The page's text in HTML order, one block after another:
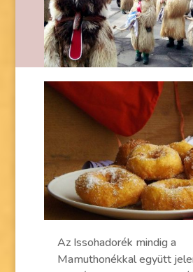
Az Issohadorék mindig a
Mamuthonékkal együtt